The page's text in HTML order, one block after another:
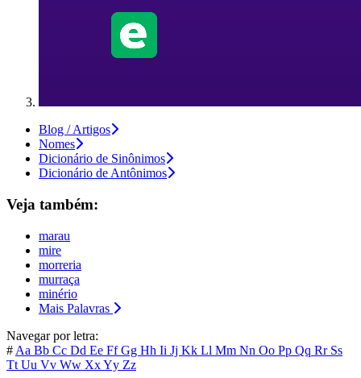
Blog / Artigos
Nomes
Dicionário de Sinônimos
Dicionário de Antônimos
Veja também:
marau
mire
morreria
murraça
minério
Mais Palavras
Navegar por letra:
# Aa Bb Cc Dd Ee FfGg Hh Ii Jj Kk Ll Mm Nn Oo Pp Qq Rr Ss
Tt Uu Vv Ww XxYy Zz